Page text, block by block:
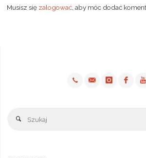
Musisz się zalogować, aby móc dodać
Szukaj